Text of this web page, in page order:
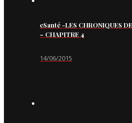
eSanté -LES CHRONIQUES
– CHAPITRE 4
14/06/2015